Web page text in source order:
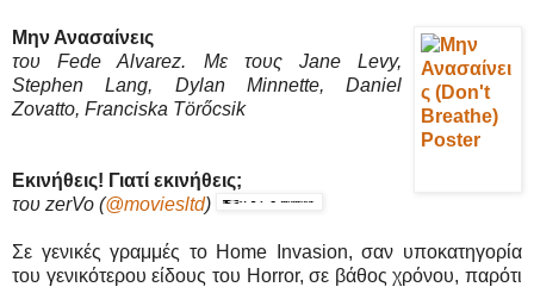
Μην Ανασαίνεις
του Fede Alvarez. Με τους Jane Levy,
Stephen Lang, Dylan Minnette, Daniel
Zovatto, Franciska Törőcsik
Εκινήθεις! Γιατί εκινήθεις;
του zerVo (@moviesltd)
Σε γενικές γραμμές το Home Invasion, σαν υποκατηγορία
του γενικότερου είδους του Horror, σε βάθος χρόνου, παρότι